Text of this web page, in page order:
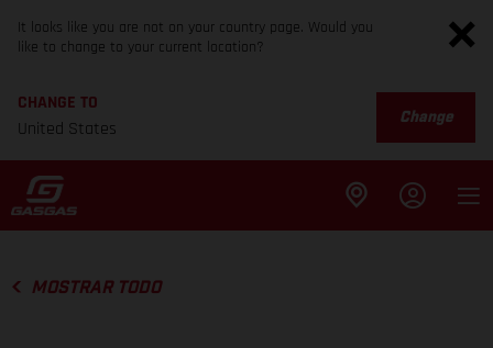
It looks like you are not on your country page. Would you
like to change to your current location?
CHANGE TO
United States
Change
MOSTRAR TODO